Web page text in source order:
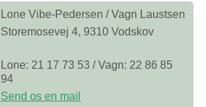
Lone Vibe-Pedersen / Vagn Laustsen
Storemosevej 4, 9310 Vodskov
Lone: 21 17 73 53 / Vagn: 22 86 85
94
Send os en mail